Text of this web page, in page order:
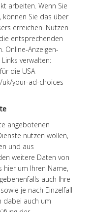
arbeiten. Wenn Sie
Sie das über
erreichen. Nutzen
entsprechenden
Online-Anzeigen-
verwalten:
die USA
your-ad-choices
angebotenen
nutzen wollen,
und aus
weitere Daten von
hier um Ihren Name,
auch Ihre
je nach Einzelfall
dabei auch um